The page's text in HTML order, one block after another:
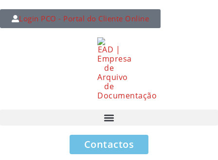
Login PCO - Portal do Cliente Online
Contactos